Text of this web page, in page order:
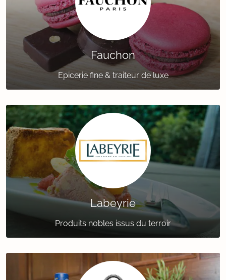
Fauchon
Epicerie fine & traiteur de luxe
Labeyrie
Produits nobles issus du terroir